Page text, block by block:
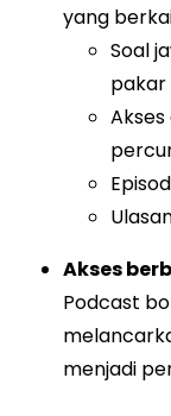
yang
Soal
pakar
Akses
Podcast
menjadi